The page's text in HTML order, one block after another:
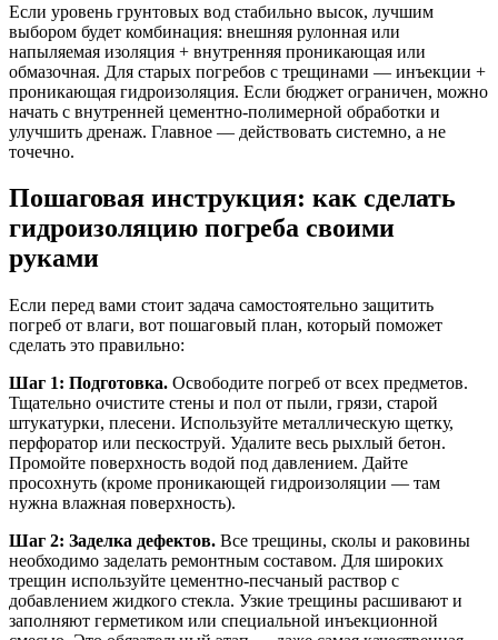
Если уровень грунтовых вод стабильно высок, лучшим
выбором будет комбинация: внешняя рулонная или
напыляемая изоляция + внутренняя проникающая или
обмазочная. Для старых погребов с трещинами — инъекции +
проникающая гидроизоляция. Если бюджет ограничен, можно
начать с внутренней цементно-полимерной обработки и
улучшить дренаж. Главное — действовать системно, а не
точечно.
Пошаговая инструкция: как сделать
гидроизоляцию погреба своими
руками
Если перед вами стоит задача самостоятельно защитить
погреб от влаги, вот пошаговый план, который поможет
сделать это правильно:
Шаг 1: Подготовка. Освободите погреб от всех предметов.
Тщательно очистите стены и пол от пыли, грязи, старой
штукатурки, плесени. Используйте металлическую щетку,
перфоратор или пескоструй. Удалите весь рыхлый бетон.
Промойте поверхность водой под давлением. Дайте
просохнуть (кроме проникающей гидроизоляции — там
нужна влажная поверхность).
Шаг 2: Заделка дефектов. Все трещины, сколы и раковины
необходимо заделать ремонтным составом. Для широких
трещин используйте цементно-песчаный раствор с
добавлением жидкого стекла. Узкие трещины расшивают и
заполняют герметиком или специальной инъекционной